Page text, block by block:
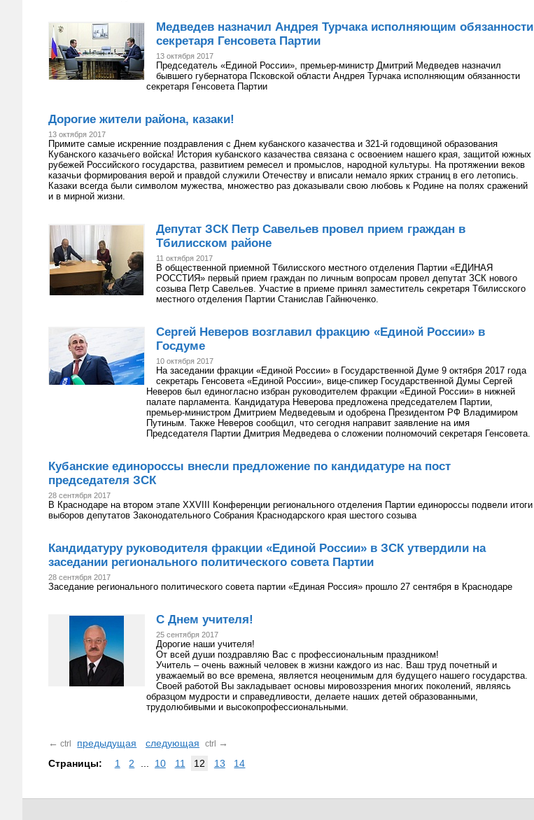
Медведев назначил Андрея Турчака исполняющим обязанности
секретаря Генсовета Партии
13 октября 2017
Председатель «Единой России», премьер-министр Дмитрий Медведев назначил
бывшего губернатора Псковской области Андрея Турчака исполняющим обязанности
секретаря Генсовета Партии
Дорогие жители района, казаки!
13 октября 2017
Примите самые искренние поздравления с Днем кубанского казачества и 321-й годовщиной образования
Кубанского казачьего войска! История кубанского казачества связана с освоением нашего края, защитой южных
рубежей Российского государства, развитием ремесел и промыслов, народной культуры. На протяжении веков
казачьи формирования верой и правдой служили Отечеству и вписали немало ярких страниц в его летопись.
Казаки всегда были символом мужества, множество раз доказывали свою любовь к Родине на полях сражений
и в мирной жизни.
Депутат ЗСК Петр Савельев провел прием граждан в
Тбилисском районе
11 октября 2017
В общественной приемной Тбилисского местного отделения Партии «ЕДИНАЯ
РОССТИЯ» первый прием граждан по личным вопросам провел депутат ЗСК нового
созыва Петр Савельев. Участие в приеме принял заместитель секретаря Тбилисского
местного отделения Партии Станислав Гайнюченко.
Сергей Неверов возглавил фракцию «Единой России» в
Госдуме
10 октября 2017
На заседании фракции «Единой России» в Государственной Думе 9 октября 2017 года
секретарь Генсовета «Единой России», вице-спикер Государственной Думы Сергей
Неверов был единогласно избран руководителем фракции «Единой России» в нижней
палате парламента. Кандидатура Неверова предложена председателем Партии,
премьер-министром Дмитрием Медведевым и одобрена Президентом РФ Владимиром
Путиным. Также Неверов сообщил, что сегодня направит заявление на имя
Председателя Партии Дмитрия Медведева о сложении полномочий секретаря Генсовета.
Кубанские единороссы внесли предложение по кандидатуре на пост
председателя ЗСК
28 сентября 2017
В Краснодаре на втором этапе XXVIII Конференции регионального отделения Партии единороссы подвели итоги
выборов депутатов Законодательного Собрания Краснодарского края шестого созыва
Кандидатуру руководителя фракции «Единой России» в ЗСК утвердили на
заседании регионального политического совета Партии
28 сентября 2017
Заседание регионального политического совета партии «Единая Россия» прошло 27 сентября в Краснодаре
С Днем учителя!
25 сентября 2017
Дорогие наши учителя!
От всей души поздравляю Вас с профессиональным праздником!
Учитель – очень важный человек в жизни каждого из нас. Ваш труд почетный и
уважаемый во все времена, является неоценимым для будущего нашего государства.
Своей работой Вы закладывает основы мировоззрения многих поколений, являясь
образцом мудрости и справедливости, делаете наших детей образованными,
трудолюбивыми и высокопрофессиональными.
← ctrl предыдущая следующая ctrl
→
Страницы:
1 2 10 11 12 13 14